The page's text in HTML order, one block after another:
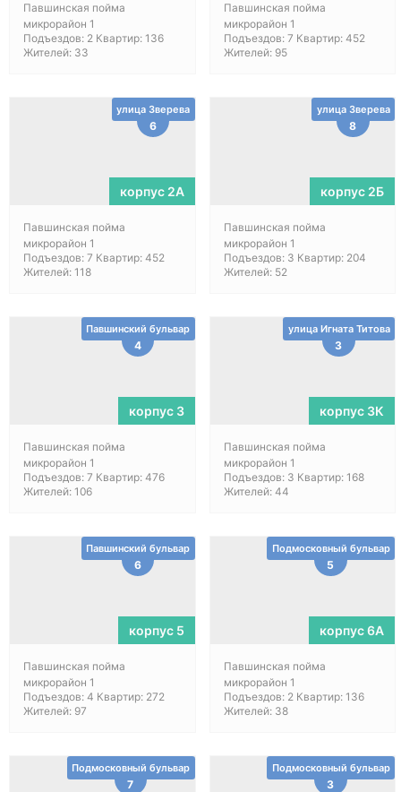
Павшинская пойма
микрорайон 1
Подъездов: 2 Квартир: 136
Жителей: 33
Павшинская пойма
микрорайон 1
Подъездов: 7 Квартир: 452
Жителей: 95
улица Зверева
6
корпус 2А
Павшинская пойма
микрорайон 1
Подъездов: 7 Квартир: 452
Жителей: 118
улица Зверева
8
корпус 2Б
Павшинская пойма
микрорайон 1
Подъездов: 3 Квартир: 204
Жителей: 52
Павшинский бульвар
4
корпус 3
Павшинская пойма
микрорайон 1
Подъездов: 7 Квартир: 476
Жителей: 106
улица Игната Титова
3
корпус 3К
Павшинская пойма
микрорайон 1
Подъездов: 3 Квартир: 168
Жителей: 44
Павшинский бульвар
6
корпус 5
Павшинская пойма
микрорайон 1
Подъездов: 4 Квартир: 272
Жителей: 97
Подмосковный бульвар
5
корпус 6A
Павшинская пойма
микрорайон 1
Подъездов: 2 Квартир: 136
Жителей: 38
Подмосковный бульвар
7
Подмосковный бульвар
3